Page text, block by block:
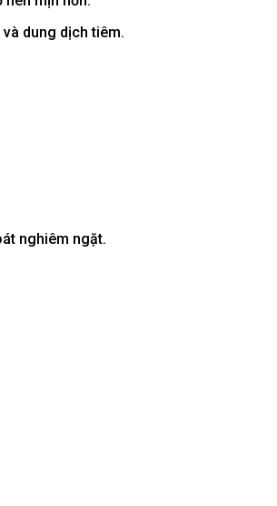
dung dịch tiêm.
nghiêm ngặt.